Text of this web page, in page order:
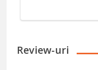
Review-uri